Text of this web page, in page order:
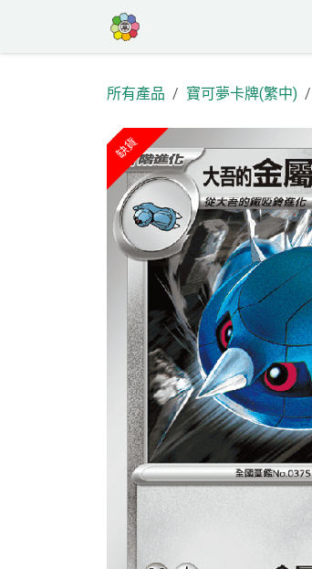
所有產品 寶可夢卡牌(繁中)
缺貨